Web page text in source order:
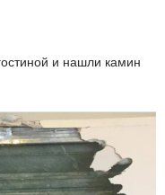
и нашли камин